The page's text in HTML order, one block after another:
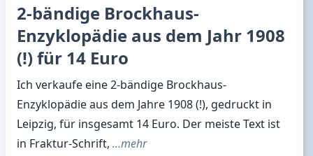
2-bändige Brockhaus-
Enzyklopädie aus dem Jahr 1908
(!) für 14 Euro
Ich verkaufe eine 2-bändige Brockhaus-
Enzyklopädie aus dem Jahre 1908 (!), gedruckt in
Leipzig, für insgesamt 14 Euro. Der meiste Text ist
in Fraktur-Schrift, …mehr